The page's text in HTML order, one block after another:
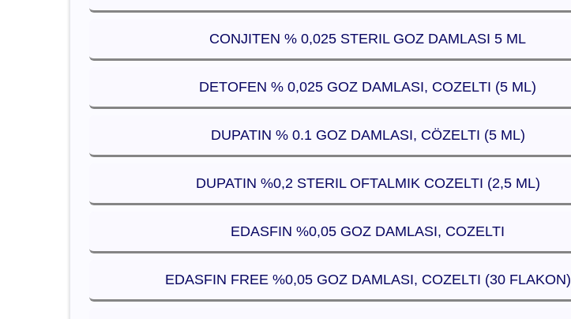
CONJITEN % 0,025 STERIL GOZ DAMLASI 5 ML
DETOFEN % 0,025 GOZ DAMLASI, COZELTI (5 ML)
DUPATIN % 0.1 GOZ DAMLASI, CÖZELTI (5 ML)
DUPATIN %0,2 STERIL OFTALMIK COZELTI (2,5 ML)
EDASFIN %0,05 GOZ DAMLASI, COZELTI
EDASFIN FREE %0,05 GOZ DAMLASI, COZELTI (30 FLAKON)